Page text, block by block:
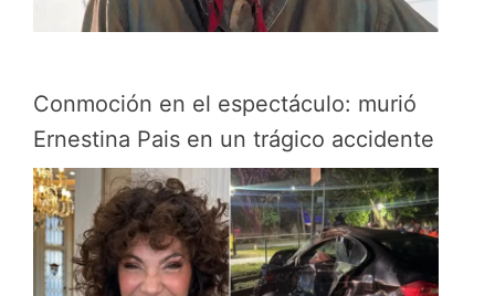
Conmoción en el espectáculo: murió
Ernestina Pais en un trágico accidente